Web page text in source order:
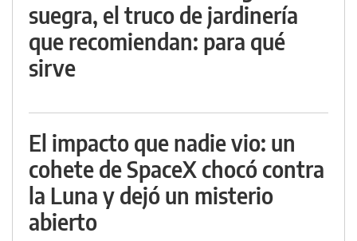
suegra, el truco de jardinería
que recomiendan: para qué
sirve
El impacto que nadie vio: un
cohete de SpaceX chocó contra
la Luna y dejó un misterio
abierto